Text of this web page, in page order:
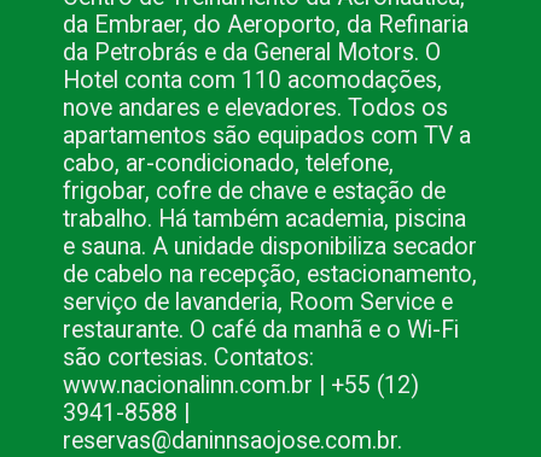
da Embraer, do Aeroporto, da Refinaria
da Petrobrás e da General Motors. O
Hotel conta com 110 acomodações,
nove andares e elevadores. Todos os
apartamentos são equipados com TV a
cabo, ar-condicionado, telefone,
frigobar, cofre de chave e estação de
trabalho. Há também academia, piscina
e sauna. A unidade disponibiliza secador
de cabelo na recepção, estacionamento,
serviço de lavanderia, Room Service e
restaurante. O café da manhã e o Wi-Fi
são cortesias. Contatos:
www.nacionalinn.com.br | +55 (12)
3941-8588 |
reservas@daninnsaojose.com.br.